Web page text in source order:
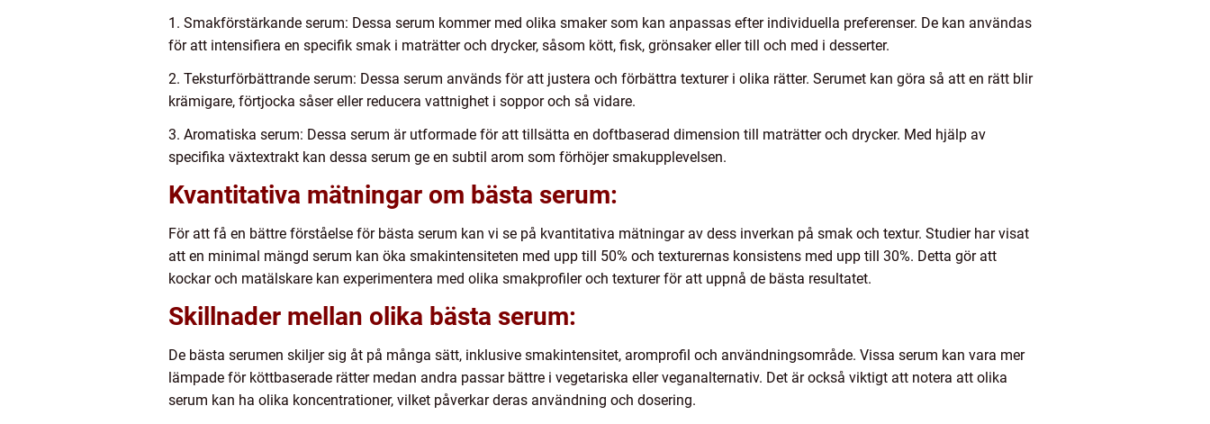
1. Smakförstärkande serum: Dessa serum kommer med olika smaker som kan anpassas efter individuella preferenser. De kan användas
för att intensifiera en specifik smak i maträtter och drycker, såsom kött, fisk, grönsaker eller till och med i desserter.
2. Teksturförbättrande serum: Dessa serum används för att justera och förbättra texturer i olika rätter. Serumet kan göra så att en rätt blir
krämigare, förtjocka såser eller reducera vattnighet i soppor och så vidare.
3. Aromatiska serum: Dessa serum är utformade för att tillsätta en doftbaserad dimension till maträtter och drycker. Med hjälp av
specifika växtextrakt kan dessa serum ge en subtil arom som förhöjer smakupplevelsen.
Kvantitativa mätningar om bästa serum:
För att få en bättre förståelse för bästa serum kan vi se på kvantitativa mätningar av dess inverkan på smak och textur. Studier har visat
att en minimal mängd serum kan öka smakintensiteten med upp till 50% och texturernas konsistens med upp till 30%. Detta gör att
kockar och matälskare kan experimentera med olika smakprofiler och texturer för att uppnå de bästa resultatet.
Skillnader mellan olika bästa serum:
De bästa serumen skiljer sig åt på många sätt, inklusive smakintensitet, aromprofil och användningsområde. Vissa serum kan vara mer
lämpade för köttbaserade rätter medan andra passar bättre i vegetariska eller veganalternativ. Det är också viktigt att notera att olika
serum kan ha olika koncentrationer, vilket påverkar deras användning och dosering.